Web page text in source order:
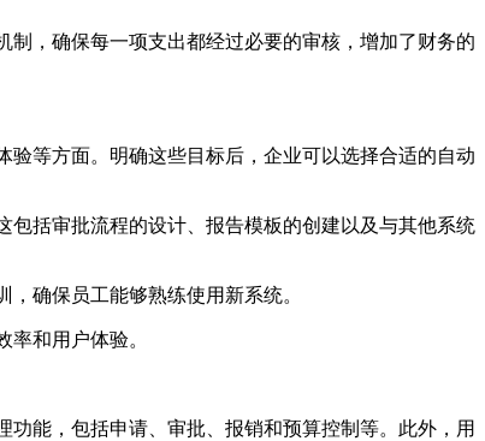
，确保每一项支出都经过必要的审核，增加了财务的
等方面。明确这些目标后，企业可以选择合适的自动
括审批流程的设计、报告模板的创建以及与其他系统
确保员工能够熟练使用新系统。
和用户体验。
能，包括申请、审批、报销和预算控制等。此外，用